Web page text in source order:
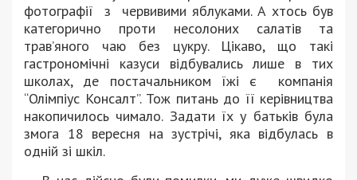
фотографії з червивими яблуками. А хтось був
категорично проти несолоних салатів та
трав’яного чаю без цукру. Цікаво, що такі
гастрономічні казуси відбувались лише в тих
школах, де постачальником їжі є компанія
“Олімпіус Консалт”. Тож питань до її керівництва
накопичилось чимало. Задати їх у батьків була
змога 18 вересня на зустрічі, яка відбулась в
одній зі шкіл.